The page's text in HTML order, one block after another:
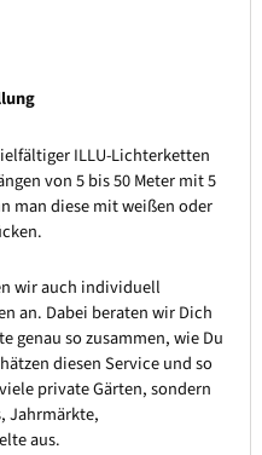
ILLU-Lichterketten
von 5 bis 50 Meter mit 5
man diese mit weißen oder
wir auch individuell
an. Dabei beraten wir Dich
genau so zusammen, wie Du
diesen Service und so
private Gärten, sondern
Jahrmärkte,
aus.